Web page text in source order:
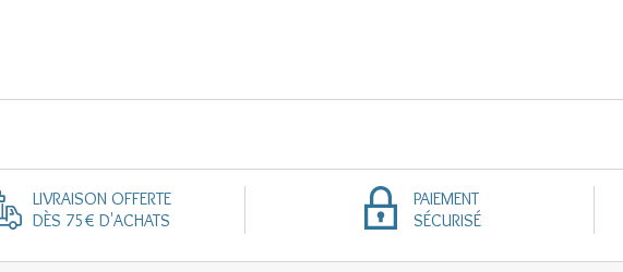
LIVRAISON OFFERTE
DÈS 75€ D'ACHATS
PAIEMENT
SÉCURISÉ